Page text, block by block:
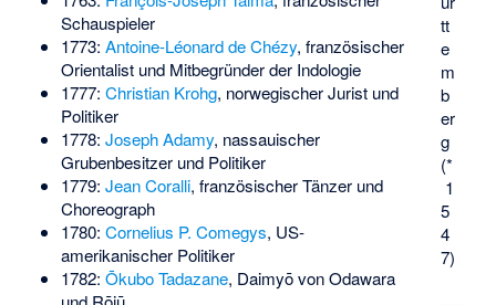
tt
e
m
b
er
g
(*
1
5
4
7)
Schauspieler
1773: Antoine-Léonard de Chézy, französischer
Orientalist und Mitbegründer der Indologie
1777: Christian Krohg, norwegischer Jurist und
Politiker
1778: Joseph Adamy, nassauischer
Grubenbesitzer und Politiker
1779: Jean Coralli, französischer Tänzer und
Choreograph
1780: Cornelius P. Comegys, US-
amerikanischer Politiker
1782: Ōkubo Tadazane, Daimyō von Odawara